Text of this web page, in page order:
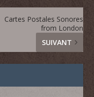
Cartes Postales Sonores
from London
SUIVANT